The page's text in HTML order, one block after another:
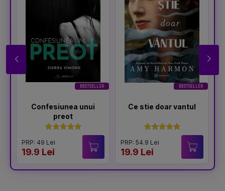
BESTSELLER
Confesiunea unui
preot
PRP: 49 Lei
19.9 Lei
BESTSELLER
Ce stie doar vantul
PRP: 54.9 Lei
19.9 Lei